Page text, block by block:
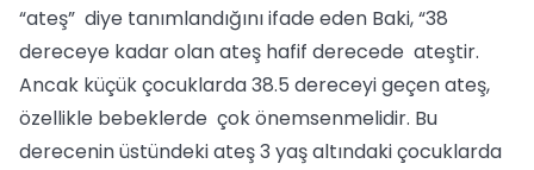
“ateş” diye tanımlandığını ifade eden Baki, “38
dereceye kadar olan ateş hafif derecede ateştir.
Ancak küçük çocuklarda 38.5 dereceyi geçen ateş,
özellikle bebeklerde çok önemsenmelidir. Bu
derecenin üstündeki ateş 3 yaş altındaki çocuklarda